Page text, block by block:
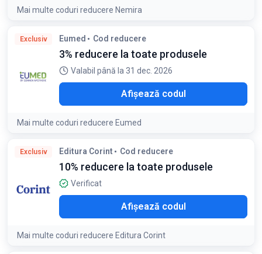
Mai multe coduri reducere Nemira
Detaliile ofertei:
Acest cod se aplică la coșul de
cumpărături, indiferent de valoarea comenzii, prin
introducerea codului în câmpul special CODURI NEMIRA.
Reducerea de 10% în baza codului va fi dedusă din valoarea
totală a produselor eligibile comandate în limita stocului și
nu se cumulează cu alte beneficii acordate prin coduri cadou
active pe site. Produsele eligibile sunt titlurile semnalizate
prin bulina „PROMO”
Exclusiv Eumed Cod reducere
3% reducere la toate produsele
Valabil până la 31 dec. 2026
Afișează codul
Mai multe coduri reducere Eumed
Exclusiv Editura Corint Cod reducere
10% reducere la toate produsele
Verificat
Afișează codul
Mai multe coduri reducere Editura Corint